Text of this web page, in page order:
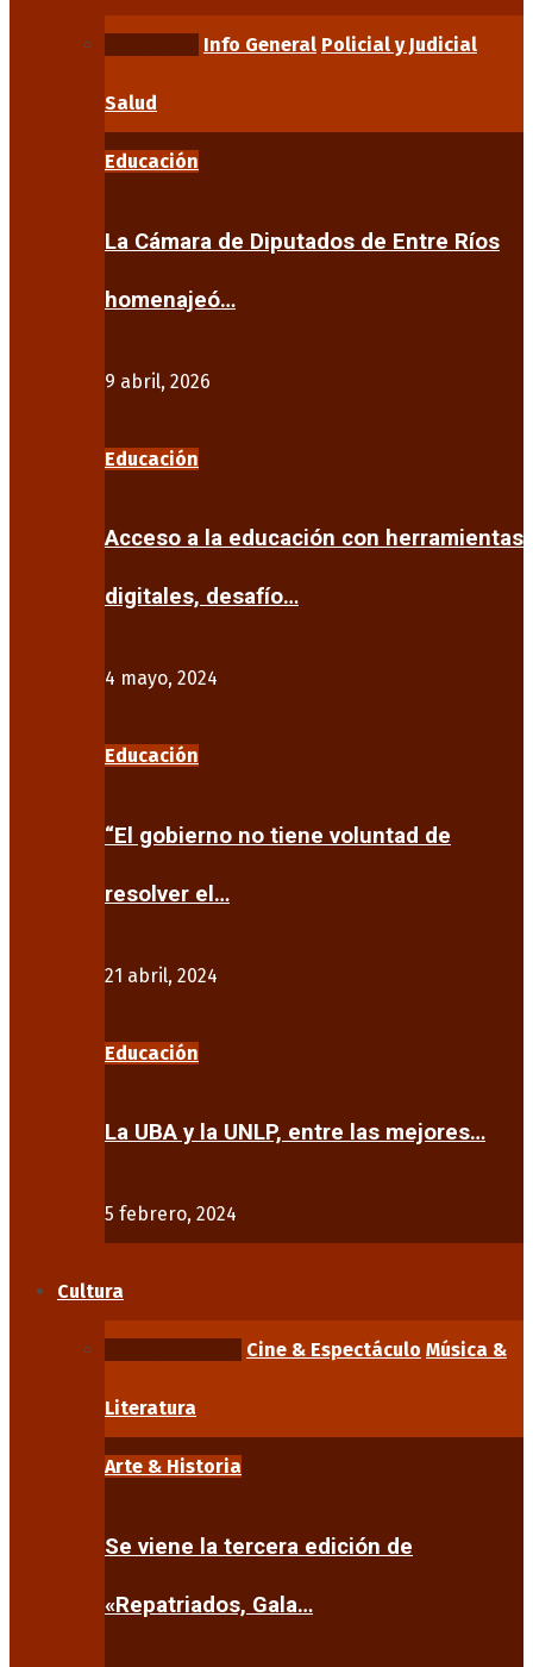
Info General Policial y Judicial
Salud
Educación
La Cámara de Diputados de Entre Ríos
homenajeó…
9 abril, 2026
Educación
Acceso a la educación con herramientas
digitales, desafío…
4 mayo, 2024
Educación
“El gobierno no tiene voluntad de
resolver el…
21 abril, 2024
Educación
La UBA y la UNLP, entre las mejores…
5 febrero, 2024
Cultura
Cine & Espectáculo Música &
Literatura
Arte & Historia
Se viene la tercera edición de
«Repatriados, Gala…